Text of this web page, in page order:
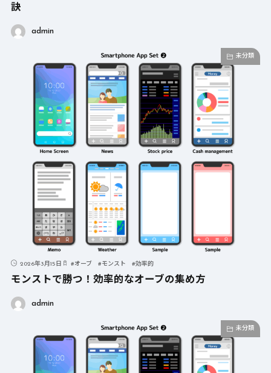
訣
admin
未分類
2026年3月15日 #オーブ #モンスト #効率的
モンストで勝つ！効率的なオーブの集め方
admin
未分類